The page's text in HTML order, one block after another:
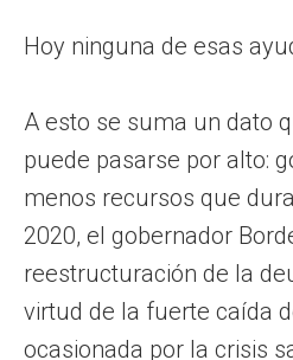
Hoy ninguna de esas
A esto se suma un dato
puede pasarse por alto:
menos recursos que
2020, el gobernador
reestructuración de la
virtud de la fuerte caída
ocasionada por la crisis